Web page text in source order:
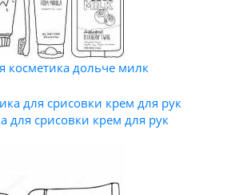
косметика дольче милк
для срисовки крем для рук